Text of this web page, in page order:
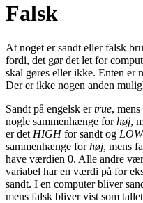
Falsk
At noget er sandt eller falsk
fordi, det gør det let for
skal gøres eller ikke. Enten er
Der er ikke nogen anden
Sandt på engelsk ertrue,
nogle sammenhænge forhøj,
er det HIGHfor sandt og LOW
sammenhænge forhøj, mens
have værdien 0. Alle andre
variabel har en værdi på for
sandt. I en computer bliver
mens falsk bliver vist som